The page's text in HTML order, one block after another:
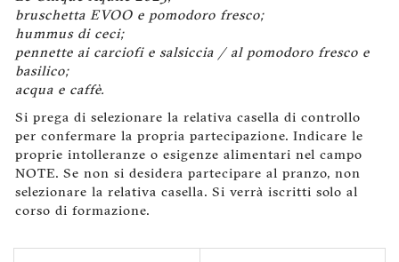
bruschetta EVOO e pomodoro fresco;
hummus di ceci;
pennette ai carciofi e salsiccia / al pomodoro fresco e
basilico;
acqua e caffè.
Si prega di selezionare la relativa casella di controllo
per confermare la propria partecipazione. Indicare le
proprie intolleranze o esigenze alimentari nel campo
NOTE. Se non si desidera partecipare al pranzo, non
selezionare la relativa casella. Si verrà iscritti solo al
corso di formazione.